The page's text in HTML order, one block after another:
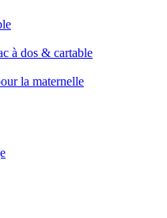
à dos & cartable
la maternelle